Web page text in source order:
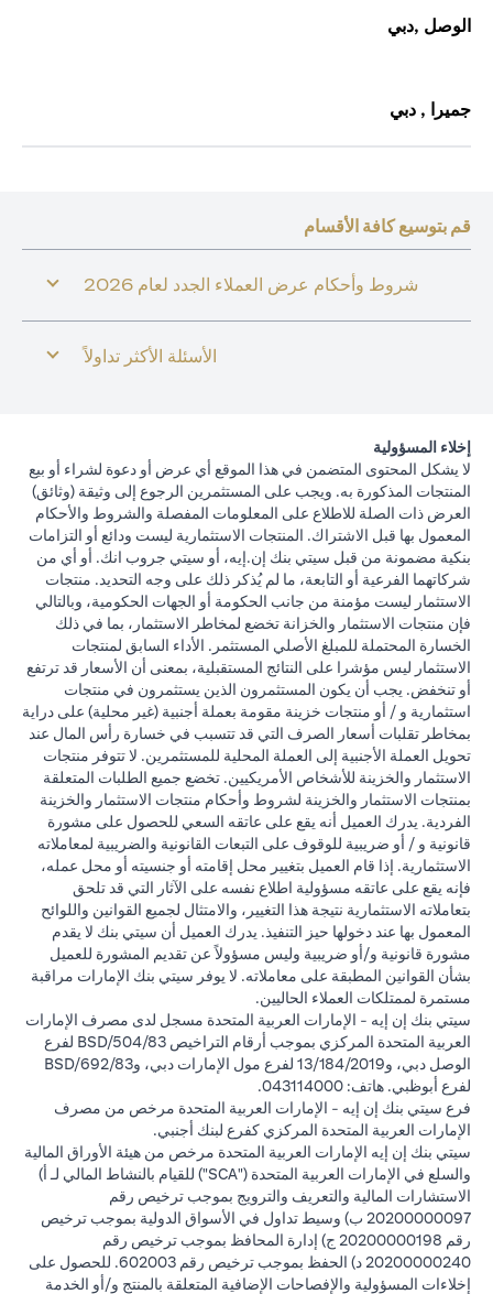
الوصل ,دبي
جميرا , دبي
قم بتوسيع كافة الأقسام
شروط وأحكام عرض العملاء الجدد لعام 2026
الأسئلة الأكثر تداولاً
إخلاء المسؤولية
لا يشكل المحتوى المتضمن في هذا الموقع أي عرض أو دعوة لشراء أو بيع
المنتجات المذكورة به. ويجب على المستثمرين الرجوع إلى وثيقة (وثائق)
العرض ذات الصلة للاطلاع على المعلومات المفصلة والشروط والأحكام
المعمول بها قبل الاشتراك. المنتجات الاستثمارية ليست ودائع أو التزامات
بنكية مضمونة من قبل سيتي بنك إن.إيه، أو سيتي جروب انك. أو أي من
شركاتهما الفرعية أو التابعة، ما لم يُذكر ذلك على وجه التحديد. منتجات
الاستثمار ليست مؤمنة من جانب الحكومة أو الجهات الحكومية، وبالتالي
فإن منتجات الاستثمار والخزانة تخضع لمخاطر الاستثمار، بما في ذلك
الخسارة المحتملة للمبلغ الأصلي المستثمر. الأداء السابق لمنتجات
الاستثمار ليس مؤشرا على النتائج المستقبلية، بمعنى أن الأسعار قد ترتفع
أو تنخفض. يجب أن يكون المستثمرون الذين يستثمرون في منتجات
استثمارية و / أو منتجات خزينة مقومة بعملة أجنبية (غير محلية) على دراية
بمخاطر تقلبات أسعار الصرف التي قد تتسبب في خسارة رأس المال عند
تحويل العملة الأجنبية إلى العملة المحلية للمستثمرين. لا تتوفر منتجات
الاستثمار والخزينة للأشخاص الأمريكيين. تخضع جميع الطلبات المتعلقة
بمنتجات الاستثمار والخزينة لشروط وأحكام منتجات الاستثمار والخزينة
الفردية. يدرك العميل أنه يقع على عاتقه السعي للحصول على مشورة
قانونية و / أو ضريبية للوقوف على التبعات القانونية والضريبية لمعاملاته
الاستثمارية. إذا قام العميل بتغيير محل إقامته أو جنسيته أو محل عمله،
فإنه يقع على عاتقه مسؤولية اطلاع نفسه على الآثار التي قد تلحق
بتعاملاته الاستثمارية نتيجة هذا التغيير، والامتثال لجميع القوانين واللوائح
المعمول بها عند دخولها حيز التنفيذ. يدرك العميل أن سيتي بنك لا يقدم
مشورة قانونية و/أو ضريبية وليس مسؤولاً عن تقديم المشورة للعميل
بشأن القوانين المطبقة على معاملاته. لا يوفر سيتي بنك الإمارات مراقبة
مستمرة لممتلكات العملاء الحاليين.
سيتي بنك إن إيه - الإمارات العربية المتحدة مسجل لدى مصرف الإمارات
العربية المتحدة المركزي بموجب أرقام التراخيص BSD/504/83 لفرع
الوصل دبي، و13/184/2019 لفرع مول الإمارات دبي، وBSD/692/83
لفرع أبوظبي. هاتف: 043114000.
فرع سيتي بنك إن إيه - الإمارات العربية المتحدة مرخص من مصرف
الإمارات العربية المتحدة المركزي كفرع لبنك أجنبي.
سيتي بنك إن إيه الإمارات العربية المتحدة مرخص من هيئة الأوراق المالية
والسلع في الإمارات العربية المتحدة ("SCA") للقيام بالنشاط المالي لـ أ)
الاستشارات المالية والتعريف والترويج بموجب ترخيص رقم
20200000097 ب) وسيط تداول في الأسواق الدولية بموجب ترخيص
رقم 20200000198 ج) إدارة المحافظ بموجب ترخيص رقم
20200000240 د) الحفظ بموجب ترخيص رقم 602003. للحصول على
إخلاءات المسؤولية والإفصاحات الإضافية المتعلقة بالمنتج و/أو الخدمة